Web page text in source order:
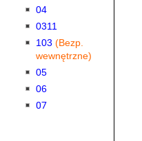
04
0311
103 (Bezp.
wewnętrzne)
05
06
07